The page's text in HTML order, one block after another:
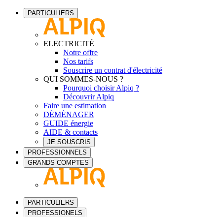
PARTICULIERS
ELECTRICITÉ
Notre offre
Nos tarifs
Souscrire un contrat d'électricité
QUI SOMMES-NOUS ?
Pourquoi choisir Alpiq ?
Découvrir Alpiq
Faire une estimation
DÉMÉNAGER
GUIDE énergie
AIDE & contacts
JE SOUSCRIS
PROFESSIONNELS
GRANDS COMPTES
PARTICULIERS
PROFESSIONELS